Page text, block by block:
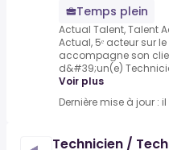
Temps plein
Actual Talent, Talent
Actual, 5ᵉ acteur sur
accompagne son
d&#39;un(e)
Voir plus
Dernière mise à jour :
Technicien /